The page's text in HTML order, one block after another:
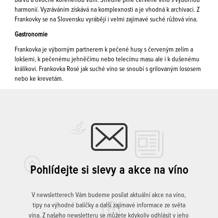
harmonií. Vyzráváním získává na komplexnosti a je vhodná k archivaci. Z
Frankovky se na Slovensku vyrábějí i velmi zajímavé suché růžová vína.
Gastronomie
Frankovka je výborným partnerem k pečené husy s červeným zelím a
lokšemi, k pečenému jehněčímu nebo telecímu masu ale i k dušenému
králíkovi. Frankovka Rosé jak suché víno se snoubí s grilovaným lososem
nebo ke krevetám.
Pohlídejte si slevy a akce na víno
V newsletterech Vám budeme posílat aktuální akce na víno,
tipy na výhodné balíčky a další zajímavé informace ze světa
vína. Z našeho newsletteru se můžete kdykoliv odhlásit v jeho